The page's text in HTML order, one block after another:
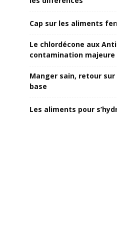
Cap sur les aliments
Le chlordécone aux
contamination
Manger sain, retour sur
base
Les aliments pour